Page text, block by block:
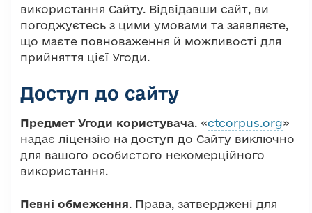
використання Сайту. Відвідавши сайт, ви
погоджуєтесь з цими умовами та заявляєте,
що маєте повноваження й можливості для
прийняття цієї Угоди.
Доступ до сайту
Предмет Угоди користувача. «ctcorpus.org»
надає ліцензію на доступ до Сайту виключно
для вашого особистого некомерційного
використання.
Певні обмеження. Права, затверджені для